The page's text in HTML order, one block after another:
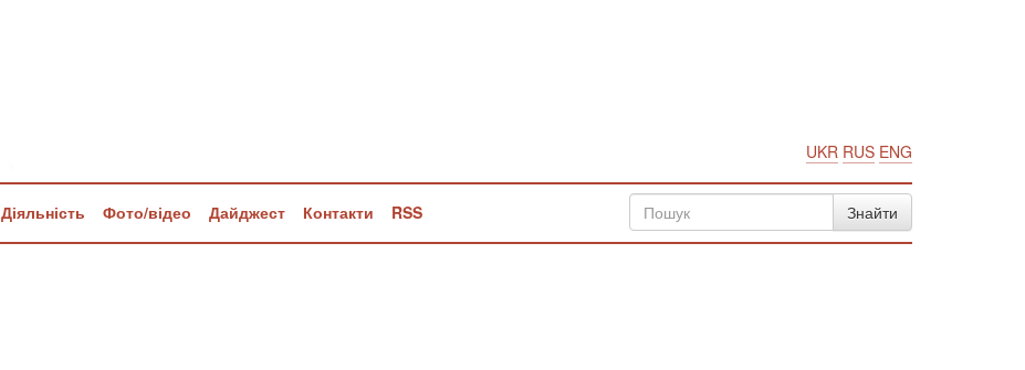
UKR RUS ENG
Діяльність Фото/відео Дайджест Контакти RSS